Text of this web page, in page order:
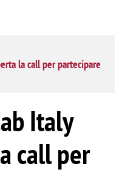
la call per partecipare
Italy
call per